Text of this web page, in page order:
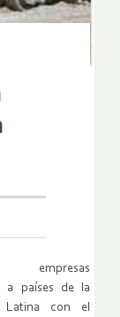
empresas
a países de la
Latina con el